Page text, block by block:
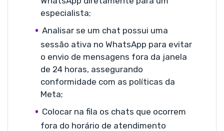
especialista;
Analisar se um chat possui uma
sessão ativa no WhatsApp para evitar
o envio de mensagens fora da janela
de 24 horas, assegurando
conformidade com as políticas da
Meta;
Colocar na fila os chats que ocorrem
fora do horário de atendimento